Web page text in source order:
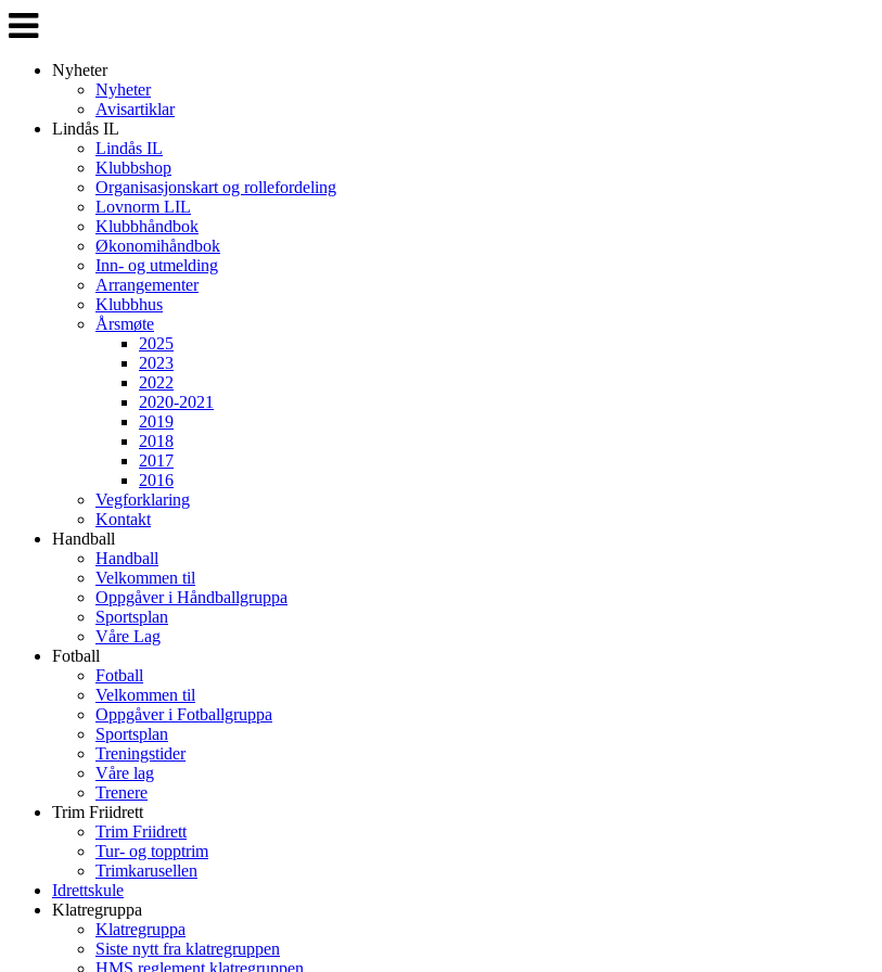
Veksle
navigasjon
Nyheter
Nyheter
Avisartiklar
Lindås IL
Lindås IL
Klubbshop
Organisasjonskart og rollefordeling
Lovnorm LIL
Klubbhåndbok
Økonomihåndbok
Inn- og utmelding
Arrangementer
Klubbhus
Årsmøte
2025
2023
2022
2020-2021
2019
2018
2017
2016
Vegforklaring
Kontakt
Handball
Handball
Velkommen til
Oppgåver i Håndballgruppa
Sportsplan
Våre Lag
Fotball
Fotball
Velkommen til
Oppgåver i Fotballgruppa
Sportsplan
Treningstider
Våre lag
Trenere
Trim Friidrett
Trim Friidrett
Tur- og topptrim
Trimkarusellen
Idrettskule
Klatregruppa
Klatregruppa
Siste nytt fra klatregruppen
HMS reglement klatregruppen